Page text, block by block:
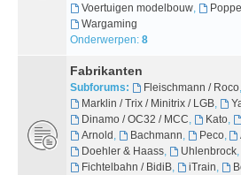
Voertuigen modelbouw,
Wargaming
Onderwerpen: 8
Fabrikanten
Subforums: Fleischmann / Roco,
Marklin / Trix / Minitrix / LGB,
Dinamo / OC32 / MCC, Kato,
Arnold, Bachmann, Peco,
Doehler & Haass, Uhlenbrock,
Fichtelbahn / BidiB, iTrain,